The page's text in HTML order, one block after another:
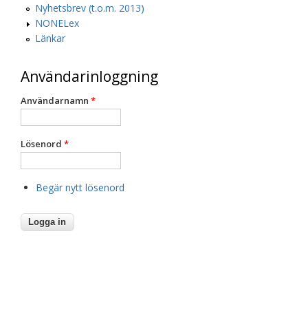
Nyhetsbrev (t.o.m. 2013)
NONELex
Länkar
Användarinloggning
Användarnamn *
Lösenord *
Begär nytt lösenord